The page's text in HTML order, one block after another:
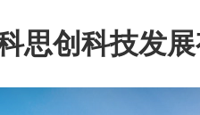
思创科技发